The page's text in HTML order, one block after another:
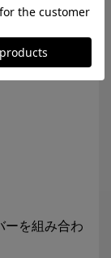
3
のデザイ
ください。
す。
ーを組み合わ